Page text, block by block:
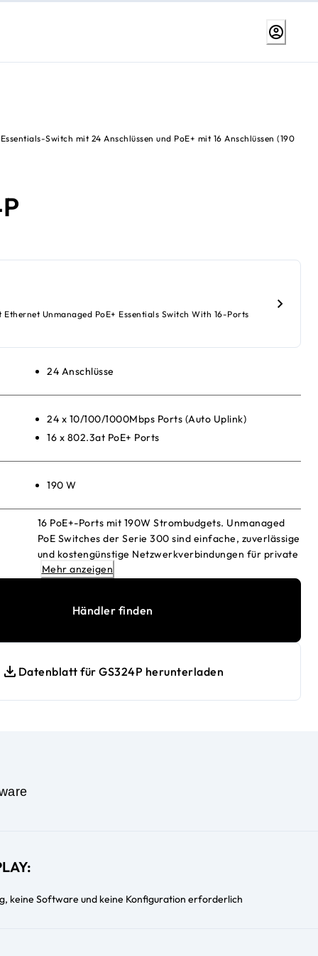
Switch mit 24 Anschlüssen und PoE+ mit 16 Anschlüssen (190
Unmanaged PoE+ Essentials Switch With 16-Ports
24 Anschlüsse
24 x 10/100/1000Mbps Ports (Auto Uplink)
16 x 802.3at PoE+ Ports
190 W
16 PoE+-Ports mit 190W Strombudgets. Unmanaged
PoE Switches der Serie 300 sind einfache, zuverlässige
und kostengünstige Netzwerkverbindungen für private
und kleine Büros. Stromversorgung und Daten über ein
Mehr anzeigen
Händler finden
Datenblatt für GS324P herunterladen
keine Software und keine Konfiguration erforderlich